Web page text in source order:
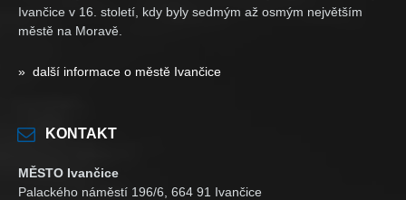
Ivančice v 16. století, kdy byly sedmým až osmým největším
městě na Moravě.
» další informace o městě Ivančice
KONTAKT
MĚSTO Ivančice
Palackého náměstí 196/6, 664 91 Ivančice